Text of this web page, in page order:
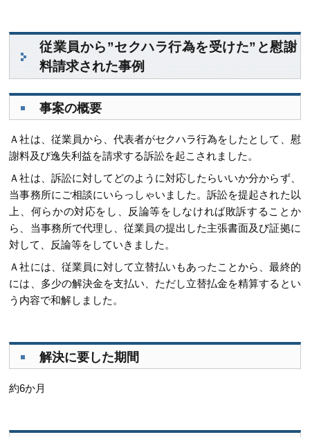
従業員から”セクハラ行為を受けた”と慰謝
料請求された事例
事案の概要
Ａ社は、従業員から、代表者がセクハラ行為をしたとして、慰
謝料及び逸失利益を請求する訴訟を起こされました。
Ａ社は、訴訟に対してどのように対応したらいいか分からず、
当事務所にご相談にいらっしゃいました。訴訟を提起された以
上、何らかの対応をし、反論等をしなければ敗訴することか
ら、当事務所で代理し、従業員の提出した主張書面及び証拠に
対して、反論等をしていきました。
Ａ社には、従業員に対して立替払いもあったことから、最終的
には、多少の解決金を支払い、ただし立替払金を精算するとい
う内容で和解しました。
解決に要した期間
約6か月